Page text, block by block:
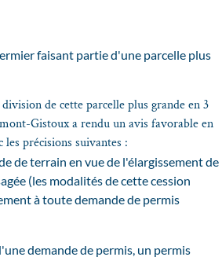
faisant partie d'une parcelle plus
de cette parcelle plus grande en 3
Gistoux a rendu un avis favorable en
les précisions suivantes :
de terrain en vue de l'élargissement de
(les modalités de cette cession
à toute demande de permis
demande de permis, un permis